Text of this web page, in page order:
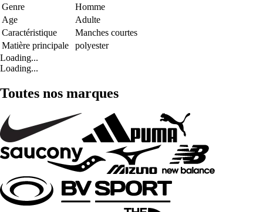
Genre
Homme
Age
Adulte
Caractéristique
Manches courtes
Matière principale
polyester
Loading...
Loading...
Toutes nos marques